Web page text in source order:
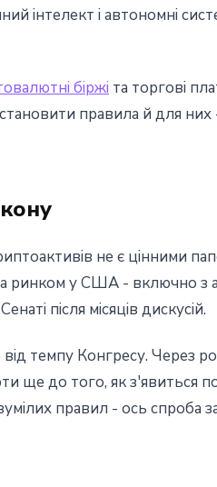
інтелект і автономні
біржі та торгові
правила й для
не є цінними
ринком у США - включно з
після місяців дискусій.
темпу Конгресу. Через
ще до того, як з'явиться
правил - ось